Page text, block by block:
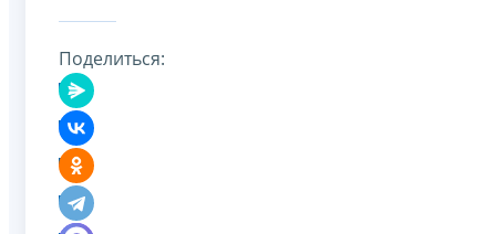
Поделиться: